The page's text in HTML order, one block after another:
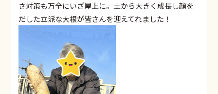
さ対策も万全にいざ屋上に。土から大きく成長し顔を
だした立派な大根が皆さんを迎えてれました！